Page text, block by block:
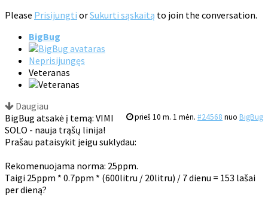
Please Prisijungti orSukurti sąskaitą to join the conversation.
BigBug
Neprisijungęs
Veteranas
Daugiau
prieš 10 m. 1 mėn. #24568 nuo BigBug
BigBug atsakė į temą: VIMI
SOLO - nauja trąšų linija!
Prašau pataisykit jeigu suklydau:
Rekomenuojama norma: 25ppm.
Taigi 25ppm * 0.7ppm * (600litru / 20litru) / 7 dienu = 153 lašai
per dieną?